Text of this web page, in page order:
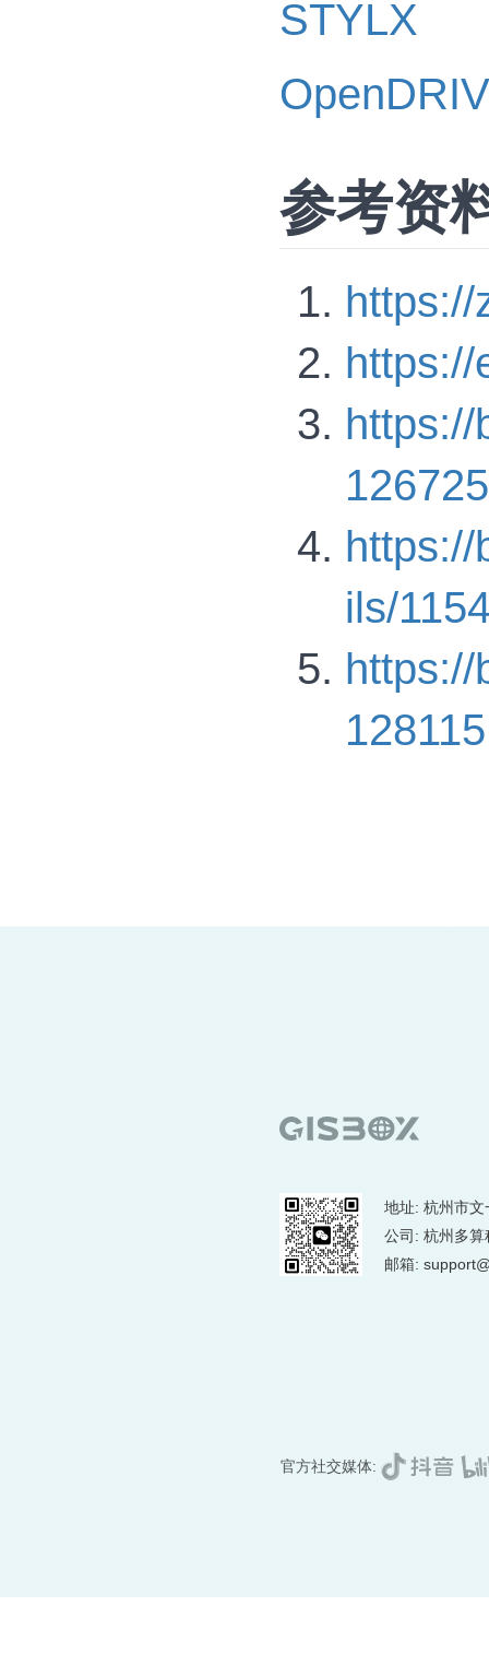
STYLX
参考资
https://
https://
https://
https://
ils/
https://
地址: 杭州市
公司: 杭州多
邮箱:
官方社交媒体: